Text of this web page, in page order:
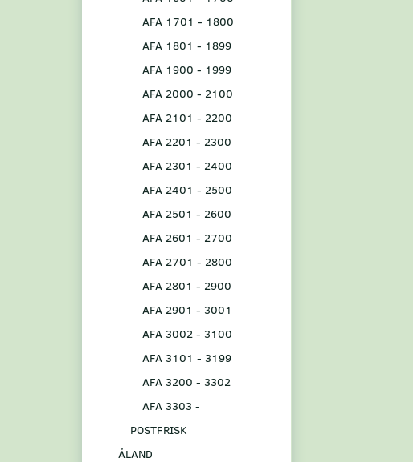
AFA 1701 - 1800
AFA 1801 - 1899
AFA 1900 - 1999
AFA 2000 - 2100
AFA 2101 - 2200
AFA 2201 - 2300
AFA 2301 - 2400
AFA 2401 - 2500
AFA 2501 - 2600
AFA 2601 - 2700
AFA 2701 - 2800
AFA 2801 - 2900
AFA 2901 - 3001
AFA 3002 - 3100
AFA 3101 - 3199
AFA 3200 - 3302
AFA 3303 -
POSTFRISK
ÅLAND